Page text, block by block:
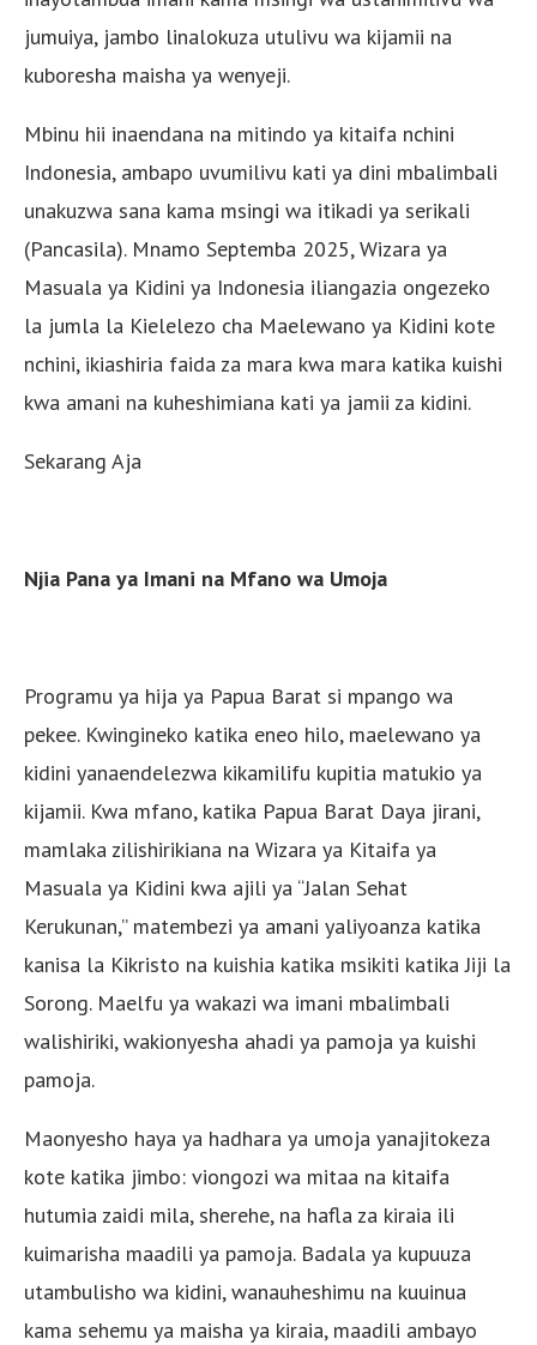
jumuiya, jambo linalokuza utulivu wa kijamii na
kuboresha maisha ya wenyeji.
Mbinu hii inaendana na mitindo ya kitaifa nchini
Indonesia, ambapo uvumilivu kati ya dini mbalimbali
unakuzwa sana kama msingi wa itikadi ya serikali
(Pancasila). Mnamo Septemba 2025, Wizara ya
Masuala ya Kidini ya Indonesia iliangazia ongezeko
la jumla la Kielelezo cha Maelewano ya Kidini kote
nchini, ikiashiria faida za mara kwa mara katika kuishi
kwa amani na kuheshimiana kati ya jamii za kidini.
Sekarang Aja
Njia Pana ya Imani na Mfano wa Umoja
Programu ya hija ya Papua Barat si mpango wa
pekee. Kwingineko katika eneo hilo, maelewano ya
kidini yanaendelezwa kikamilifu kupitia matukio ya
kijamii. Kwa mfano, katika Papua Barat Daya jirani,
mamlaka zilishirikiana na Wizara ya Kitaifa ya
Masuala ya Kidini kwa ajili ya “Jalan Sehat
Kerukunan,” matembezi ya amani yaliyoanza katika
kanisa la Kikristo na kuishia katika msikiti katika Jiji la
Sorong. Maelfu ya wakazi wa imani mbalimbali
walishiriki, wakionyesha ahadi ya pamoja ya kuishi
pamoja.
Maonyesho haya ya hadhara ya umoja yanajitokeza
kote katika jimbo: viongozi wa mitaa na kitaifa
hutumia zaidi mila, sherehe, na hafla za kiraia ili
kuimarisha maadili ya pamoja. Badala ya kupuuza
utambulisho wa kidini, wanauheshimu na kuuinua
kama sehemu ya maisha ya kiraia, maadili ambayo